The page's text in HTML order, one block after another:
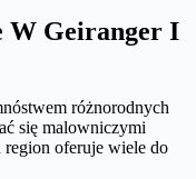
W Geiranger I
różnorodnych
się malowniczymi
region oferuje wiele do